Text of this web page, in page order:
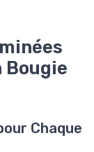
Bougie
Chaque